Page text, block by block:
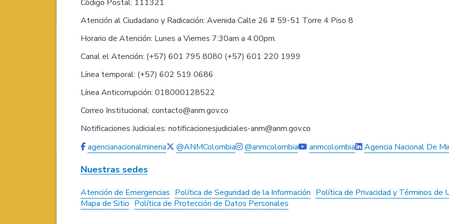
Código Postal: 111321
Atención al Ciudadano y Radicación: Avenida Calle 26 # 59-51 Torre 4 Piso 8
Horario de Atención: Lunes a Viernes 7:30am a 4:00pm.
Canal el Atención: (+57) 601 795 8080 (+57) 601 220 1999
Línea temporal: (+57) 602 519 0686
Línea Anticorrupción: 018000128522
Correo Institucional: contacto@anm.gov.co
Notificaciones Judiciales: notificacionesjudiciales-anm@anm.gov.co
agencianacionalmineria
@ANMColombia @anmcolombia anmcolombia Agencia Nacional De
Nuestras sedes
Atención de Emergencias Política de Seguridad de la Información Política de Privacidad y Términos de
Mapa de Sitio Política de Protección de Datos Personales